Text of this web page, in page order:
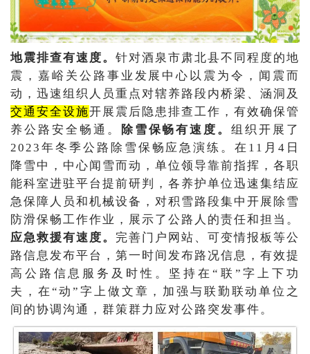
地震排查有速度。 针对酒泉市肃北县不同程度的地
震，嘉峪关公路事业发展中心以震为令，闻震而
动，迅速组织人员重点对辖养路段内桥梁、涵洞及
交通安全设施开展震后隐患排查工作，有效确保管
养公路安全畅通。
除雪保畅有速度。组织开展了
2023年冬季公路除雪保畅应急演练。在11月4日
降雪中，中心闻雪而动，单位领导靠前指挥，各职
能科室进驻平台提前研判，各养护单位迅速集结应
急保障 人员和机械设备，对积雪路段集中开展除雪
防滑保畅工作作业，展示了公路人的责任和担当。
应急救援有速度。 完善门户网站、可变情报板等公
路信息发布平台，第一时间发布路况信息，有效提
高公路信息服务及时性。坚持在“联”字上下功
夫，在“动”字上做文章，加强与联勤联动单位之
间的协调沟通，群策群力应对公路突发事件。